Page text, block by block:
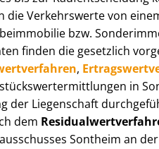
die Verkehrswerte von
bzw.
finden die gesetzlich
,
in
der Liegenschaft
dem
Sontheim an